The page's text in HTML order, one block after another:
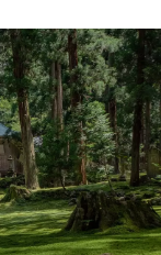
ป็นที่ที่
คักมาตั้งแต่สมัย
มกับชุมชนท้อง
เมืองคัตสึยามะ
วที่น่าสนใจ เช่น
นจิ! สำหรับ
วร์พร้อมไกด์ที่
ด้สัมผัสประสบกา